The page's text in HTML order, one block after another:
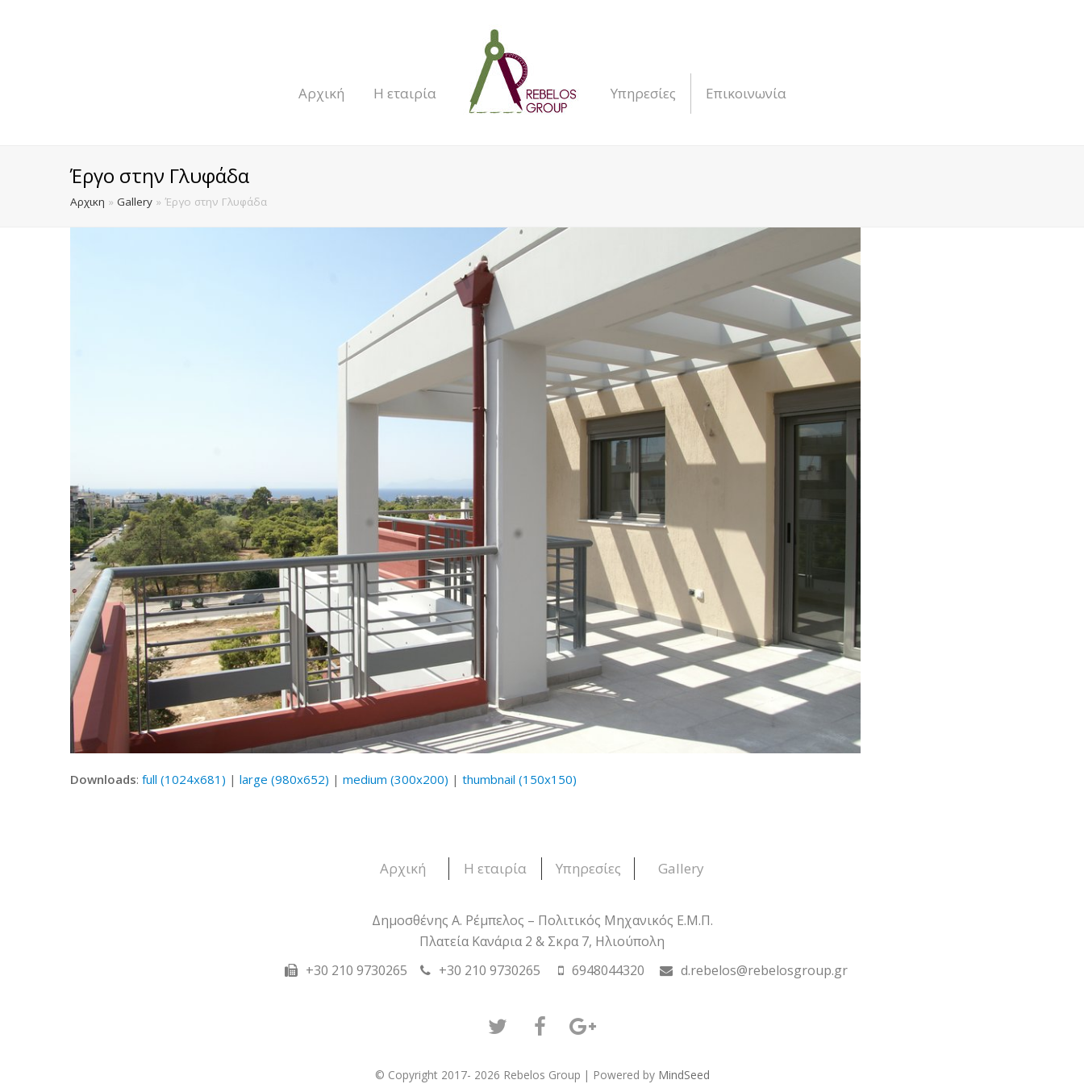
Αρχική Η εταιρία Υπηρεσίες Επικοινωνία
Έργο στην Γλυφάδα
Αρχικη » Gallery » Έργο στην Γλυφάδα
Downloads: full (1024x681) | large (980x652) | medium (300x200) | thumbnail (150x150)
Αρχική Η εταιρία Υπηρεσίες Gallery
Δημοσθένης Α. Ρέμπελος – Πολιτικός Μηχανικός Ε.Μ.Π.
Πλατεία Κανάρια 2 & Σκρα 7, Ηλιούπολη
+30 210 9730265
+30 210 9730265 6948044320 d.rebelos@rebelosgroup.gr
TwitterFacebookGooglePlus
© Copyright 2017- 2026 Rebelos Group | Powered by MindSeed